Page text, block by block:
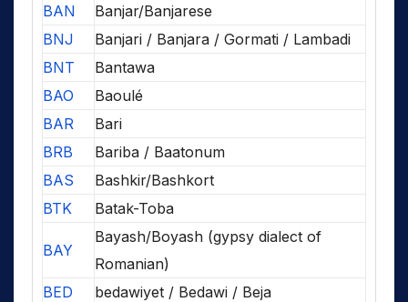
BAN
Banjar/Banjarese
BNJ
Banjari / Banjara / Gormati / Lambadi
BNT
Bantawa
BAO
Baoulé
BAR
Bari
BRB
Bariba / Baatonum
BAS
Bashkir/Bashkort
BTK
Batak-Toba
BAY
Bayash/Boyash (gypsy dialect of
Romanian)
BED
bedawiyet / Bedawi / Beja